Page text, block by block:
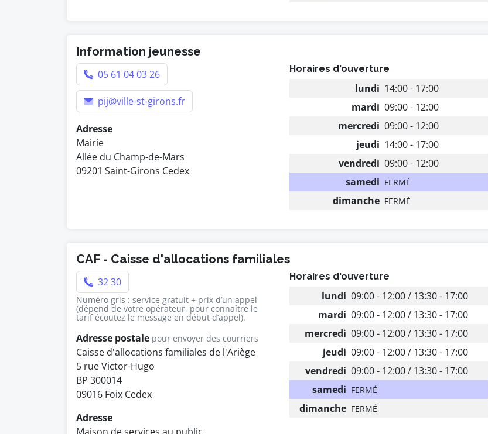
Information jeunesse
05 61 04 03 26
pij@ville-st-girons.fr
Adresse
Mairie
Allée du Champ-de-Mars
09201 Saint-Girons Cedex
Horaires d'ouverture
lundi 14:00 - 17:00
mardi 09:00 - 12:00
mercredi 09:00 - 12:00
jeudi 14:00 - 17:00
vendredi 09:00 - 12:00
samedi FERMÉ
dimanche FERMÉ
CAF - Caisse d'allocations familiales
32 30
Numéro gris : service gratuit + prix d’un appel
(dépend de votre opérateur, pour connaître le
tarif écoutez le message en début d’appel).
Adresse postale pour envoyer des courriers
Caisse d'allocations familiales de l'Ariège
5 rue Victor-Hugo
BP 300014
09016 Foix Cedex
Adresse
Horaires d'ouverture
lundi 09:00 - 12:00 / 13:30 - 17:00
mardi 09:00 - 12:00 / 13:30 - 17:00
mercredi 09:00 - 12:00 / 13:30 - 17:00
jeudi 09:00 - 12:00 / 13:30 - 17:00
vendredi 09:00 - 12:00 / 13:30 - 17:00
samedi FERMÉ
dimanche FERMÉ